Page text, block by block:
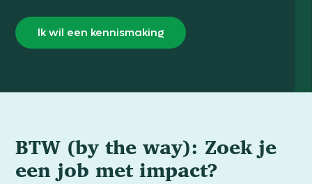
Ik wil een kennismaking
BTW (by the way): Zoek je
een job met impact?